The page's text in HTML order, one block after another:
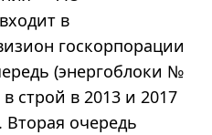
в
госкорпорации
(энергоблоки №
строй в 2013 и 2017
Вторая очередь